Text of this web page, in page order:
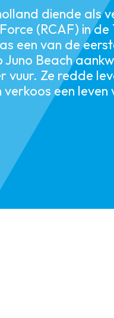
diende als
(RCAF) in de
een van de
Beach
vuur. Ze redde
verkoos een